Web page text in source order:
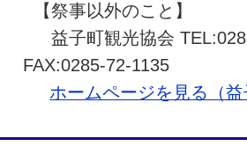
【祭事以外のこと】
益子町観光協会
FAX:0285-72-1135
ホームページを見る（益